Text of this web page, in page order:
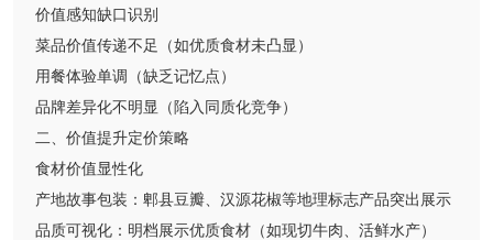
价值感知缺口识别
菜品价值传递不足（如优质食材未凸显）
用餐体验单调（缺乏记忆点）
品牌差异化不明显（陷入同质化竞争）
二、价值提升定价策略
食材价值显性化
产地故事包装：郫县豆瓣、汉源花椒等地理标志产品突出展示
品质可视化：明档展示优质食材（如现切牛肉、活鲜水产）